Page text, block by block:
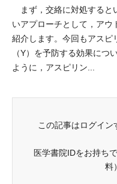
まず，交絡に対処すると
いアプローチとして，アウ
紹介します。今回もアスピ
（Y）を予防する効果につ
ように，アスピリン...
この記事はログイン
医学書院IDをお持ち
料